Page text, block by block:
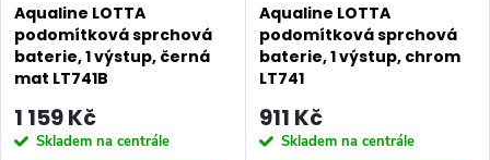
Aqualine LOTTA
podomítková sprchová
baterie, 1 výstup, černá
mat LT741B
1 159 Kč
Skladem na centrále
Aqualine LOTTA
podomítková sprchová
baterie, 1 výstup, chrom
LT741
911 Kč
Skladem na centrále